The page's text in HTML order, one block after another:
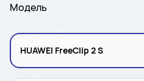
Модель
HUAWEI FreeClip 2 S